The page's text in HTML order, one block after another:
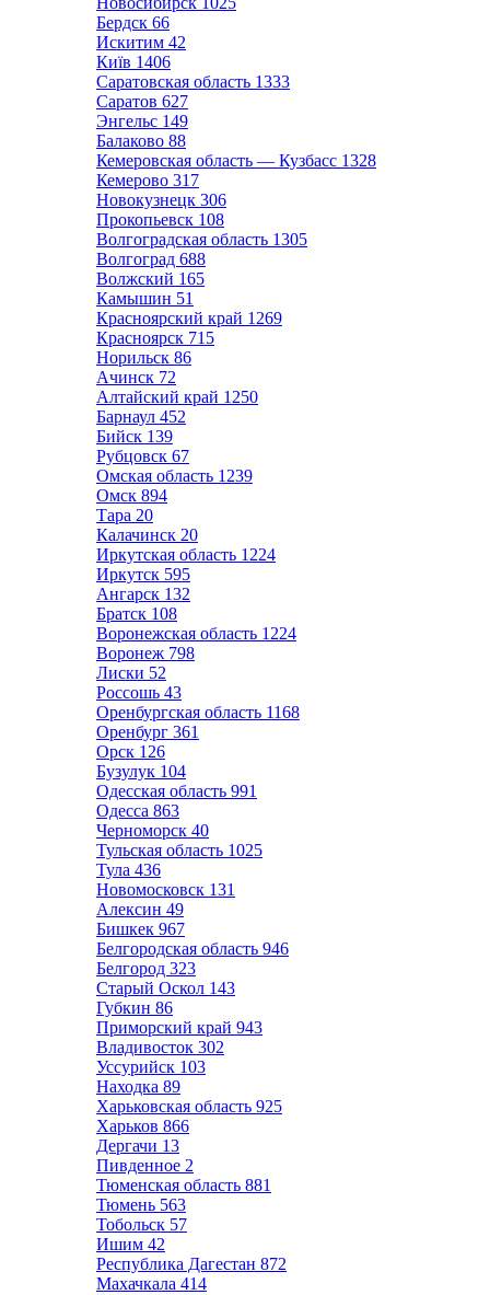
Бердск 66
Искитим 42
Київ 1406
Саратовская область 1333
Саратов 627
Энгельс 149
Балаково 88
Кемеровская область — Кузбасс 1328
Кемерово 317
Новокузнецк 306
Прокопьевск 108
Волгоградская область 1305
Волгоград 688
Волжский 165
Камышин 51
Красноярский край 1269
Красноярск 715
Норильск 86
Ачинск 72
Алтайский край 1250
Барнаул 452
Бийск 139
Рубцовск 67
Омская область 1239
Омск 894
Тара 20
Калачинск 20
Иркутская область 1224
Иркутск 595
Ангарск 132
Братск 108
Воронежская область 1224
Воронеж 798
Лиски 52
Россошь 43
Оренбургская область 1168
Оренбург 361
Орск 126
Бузулук 104
Одесская область 991
Одесса 863
Черноморск 40
Тульская область 1025
Тула 436
Новомосковск 131
Алексин 49
Бишкек 967
Белгородская область 946
Белгород 323
Старый Оскол 143
Губкин 86
Приморский край 943
Владивосток 302
Уссурийск 103
Находка 89
Харьковская область 925
Харьков 866
Дергачи 13
Пивденное 2
Тюменская область 881
Тюмень 563
Тобольск 57
Ишим 42
Республика Дагестан 872
Махачкала 414